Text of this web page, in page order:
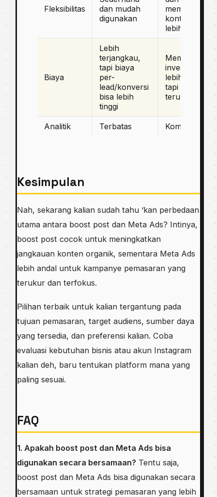
Fleksibilitas
dan mudah
digunakan
memberikan
kontrol yang
lebih besar
Biaya
Lebih
terjangkau,
tapi biaya
per-
lead/konversi
bisa lebih
tinggi
investasi yang
lebih besar,
tapi lebih
terukur
Analitik Terbatas Komprehensif
Kesimpulan
Nah, sekarang kalian sudah tahu ‘kan perbedaan
utama antara boost post dan Meta Ads? Intinya,
boost post cocok untuk meningkatkan
jangkauan konten organik, sementara Meta Ads
lebih andal untuk kampanye pemasaran yang
terukur dan terfokus.
Pilihan terbaik untuk kalian tergantung pada
tujuan pemasaran, target audiens, sumber daya
yang tersedia, dan preferensi kalian. Coba
evaluasi kebutuhan bisnis atau akun Instagram
kalian deh, baru tentukan platform mana yang
paling sesuai.
FAQ
1. Apakah boost post dan Meta Ads bisa
digunakan secara bersamaan? Tentu saja,
boost post dan Meta Ads bisa digunakan secara
bersamaan untuk strategi pemasaran yang lebih